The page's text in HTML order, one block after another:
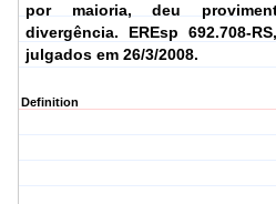
por maioria, deu
divergência. EREsp 692.708-
julgados em 26/3/2008.
Definition